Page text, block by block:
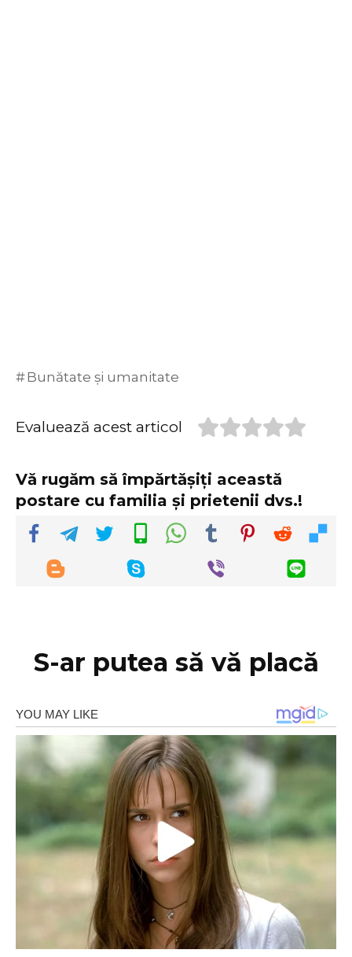
Bunătate și umanitate
Evaluează acest articol
Vă rugăm să împărtășiți această
postare cu familia și prietenii dvs.!
S-ar putea să vă placă